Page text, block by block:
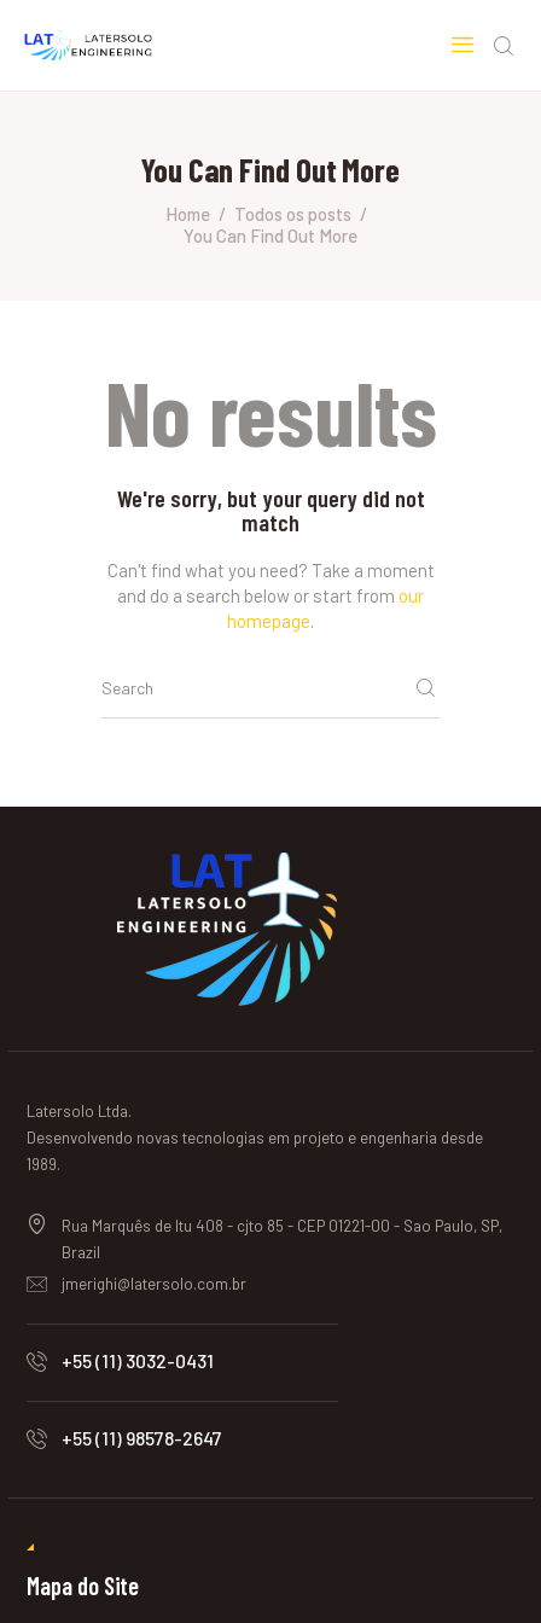
You Can Find Out More
Home
Todos os posts
You Can Find Out More
HOME
SOBRE A LATERSOLO
ENGINEERING
No results
We're sorry, but your query did not
match
Can't find what you need? Take a moment
and do a search below or start from our
homepage.
Latersolo Ltda.
Desenvolvendo novas tecnologias em projeto e engenharia desde
1989.
Rua Marquês de Itu 408 - cjto 85 - CEP 01221-00 - Sao Paulo, SP,
Brazil
jmerighi@latersolo.com.br
+55 (11) 3032-0431
+55 (11) 98578-2647
Mapa do Site